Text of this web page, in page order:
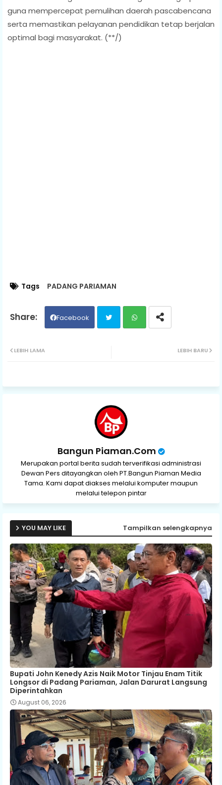
guna mempercepat pemulihan daerah pascabencana
serta memastikan pelayanan pendidikan tetap berjalan
optimal bagi masyarakat. (**/)
Tags PADANG PARIAMAN
Facebook
ap
LEBIH BARU
LEBIH LAMA
Bangun Piaman.Com
Merupakan portal berita sudah terverifikasi administrasi
Dewan Pers ditayangkan oleh PT.Bangun Piaman Media
Tama. Kami dapat diakses melalui komputer maupun
melalui telepon pintar
YOU MAY LIKE Tampilkan selengkapnya
Bupati John Kenedy Azis Naik Motor Tinjau Enam Titik
Longsor di Padang Pariaman, Jalan Darurat Langsung
Diperintahkan
August 06, 2026